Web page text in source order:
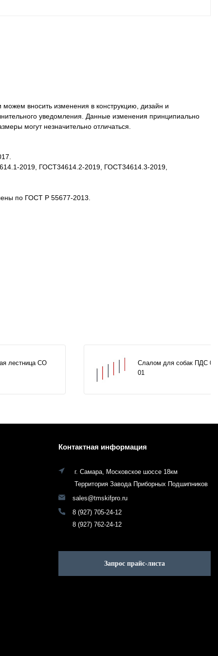
вносить изменения в конструкцию, дизайн и
уведомления. Данные изменения принципиально
могут незначительно отличаться.
2019, ГОСТ34614.2-2019, ГОСТ34614.3-2019,
по ГОСТ Р 55677-2013.
лестница СО
Слалом для собак ПДС
01
Контактная информация
г. Самара, Московское шоссе 18км
Территория Завода Приборных Подшипников
sales@tmskifpro.ru
8 (927) 705-24-12
8 (927) 762-24-12
Запрос прайс-листа